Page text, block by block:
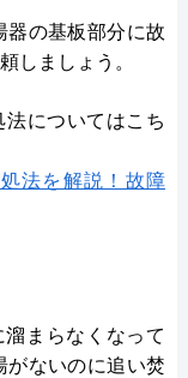
器の基板部分に故
しましょう。
についてはこち
法を解説！故障
まらなくなって
がないのに追い焚